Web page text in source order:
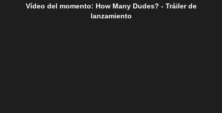
Vídeo del momento: How Many Dudes? - Tráiler de
lanzamiento